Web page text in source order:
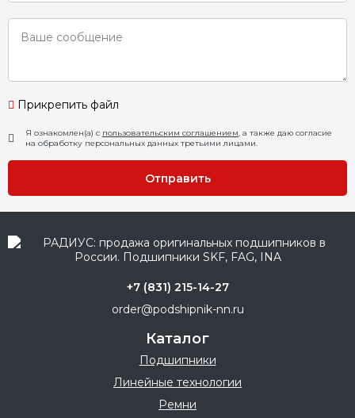
Прикрепить файл
Я ознакомлен(а) с пользовательским соглашением, а также даю согласие
на обработку персональных данных третьими лицами.
Отправить
+7 (831) 215-14-27
order@podshipnik-nn.ru
Каталог
Подшипники
Линейные технологии
Ремни